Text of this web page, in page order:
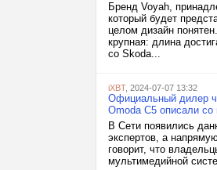
Бренд Voyah,
который будет
целом дизайн
крупная: длина
со Skoda...
iXBT, 2024-07-07 13:32
Официальный дилер
Omoda C5 описали со
В Сети появились
экспертов, а
говорит, что
мультимедийной